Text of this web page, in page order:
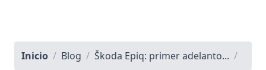
Inicio / Blog / Škoda Epiq: primer adelanto... /